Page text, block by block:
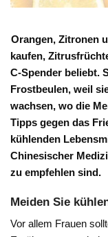
Orangen, Zitronen
kaufen,
C-Spender beliebt.
Frostbeulen, weil
wachsen, wo die
Tipps gegen das
kühlenden
Chinesischer
zu empfehlen sind.
Meiden Sie
Vor allem Frauen